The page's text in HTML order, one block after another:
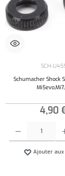
SCH-
Schumacher Shock
4,90
Ajouter aux